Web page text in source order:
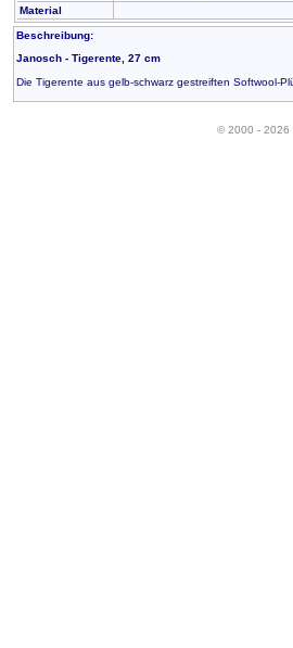
Material
Beschreibung:
Janosch - Tigerente, 27 cm
Die Tigerente aus gelb-schwarz gestreiften Softwool-
© 2000 - 2026